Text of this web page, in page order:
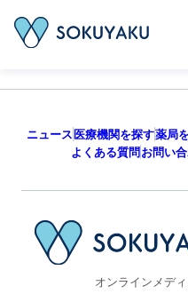
ニュース医療機関を探す薬局
よくある質問お問い
オンラインメデ